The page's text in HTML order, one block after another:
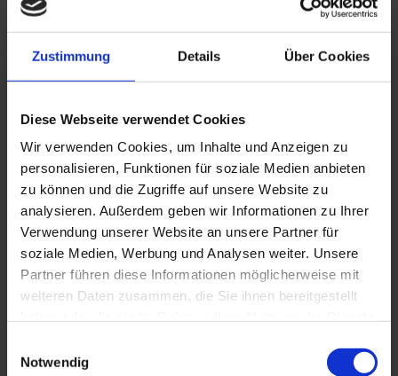
Zustimmung Details Über Cookies
Diese Webseite verwendet Cookies
Wir verwenden Cookies, um Inhalte und Anzeigen zu
personalisieren, Funktionen für soziale Medien anbieten
zu können und die Zugriffe auf unsere Website zu
analysieren. Außerdem geben wir Informationen zu Ihrer
Verwendung unserer Website an unsere Partner für
soziale Medien, Werbung und Analysen weiter. Unsere
Partner führen diese Informationen möglicherweise mit
weiteren Daten zusammen, die Sie ihnen bereitgestellt
Notwendig